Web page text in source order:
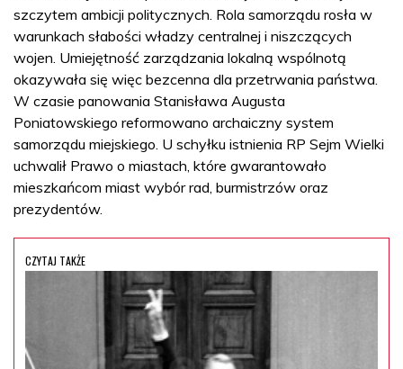
szczytem ambicji politycznych. Rola samorządu rosła w
warunkach słabości władzy centralnej i niszczących
wojen. Umiejętność zarządzania lokalną wspólnotą
okazywała się więc bezcenna dla przetrwania państwa.
W czasie panowania Stanisława Augusta
Poniatowskiego reformowano archaiczny system
samorządu miejskiego. U schyłku istnienia RP Sejm Wielki
uchwalił Prawo o miastach, które gwarantowało
mieszkańcom miast wybór rad, burmistrzów oraz
prezydentów.
CZYTAJ TAKŻE